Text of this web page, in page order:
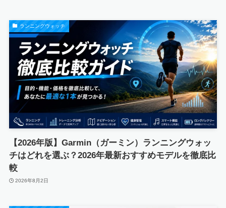
ランニングウォッチ
【2026年版】Garmin（ガーミン）ランニングウォッ
チはどれを選ぶ？2026年最新おすすめモデルを徹底比
較
2026年8月2日